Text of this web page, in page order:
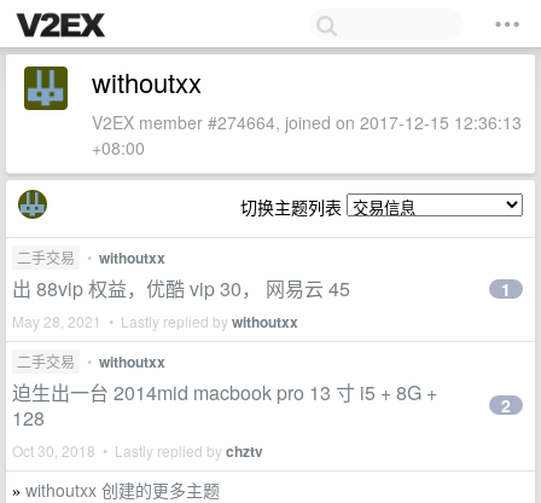
withoutxx
V2EX member #274664, joined on 2017-12-15 12:36:13
+08:00
切换主题列表
二手交易 • withoutxx
出 88vip 权益，优酷 vip 30， 网易云 45
May 28, 2021 • Lastly replied bywithoutxx
1
二手交易 • withoutxx
迫生出一台 2014mid macbook pro 13 寸 i5 + 8G +
128
Oct 30, 2018 • Lastly replied bychztv
2
» withoutxx 创建的更多主题